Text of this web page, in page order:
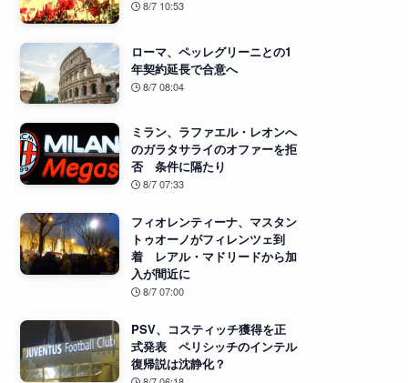
8/7 10:53
ローマ、ペッレグリーニとの1
年契約延長で合意へ
8/7 08:04
ミラン、ラファエル・レオンへ
のガラタサライのオファーを拒
否 条件に隔たり
8/7 07:33
フィオレンティーナ、マスタン
トゥオーノがフィレンツェ到
着 レアル・マドリードから加
入が間近に
8/7 07:00
PSV、コスティッチ獲得を正
式発表 ペリシッチのインテル
復帰説は沈静化？